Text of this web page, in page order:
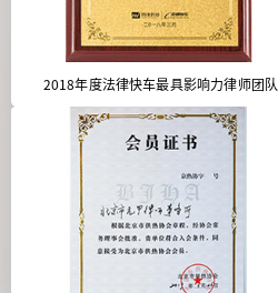
2018年度法律快车最具影响力律师团队